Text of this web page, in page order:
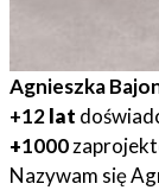
Agnieszka
+12lat
+1000
Nazywam się